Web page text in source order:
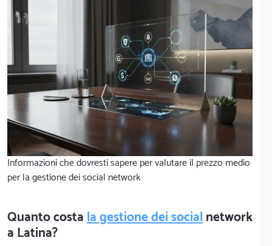
Informazioni che dovresti sapere per valutare il prezzo medio
per la gestione dei social network
Quanto costala gestione dei socialnetwork
a Latina?